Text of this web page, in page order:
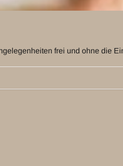
frei und ohne die